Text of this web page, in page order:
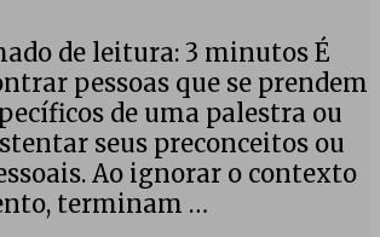
de leitura: 3 minutos É
pessoas que se prendem
de uma palestra ou
seus preconceitos ou
Ao ignorar o contexto
terminam …